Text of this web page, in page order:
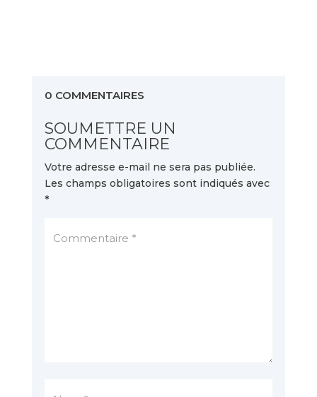
0 COMMENTAIRES
SOUMETTRE UN
COMMENTAIRE
Votre adresse e-mail ne sera pas publiée.
Les champs obligatoires sont indiqués avec
*